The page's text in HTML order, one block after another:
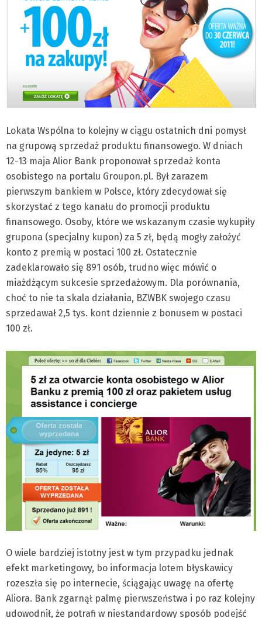
Lokata Wspólna to kolejny w ciągu ostatnich dni pomysł
na grupową sprzedaż produktu finansowego. W dniach
12-13 maja Alior Bank proponował sprzedaż konta
osobistego na portalu Groupon.pl. Był zarazem
pierwszym bankiem w Polsce, który zdecydował się
skorzystać z tego kanału do promocji produktu
finansowego. Osoby, które we wskazanym czasie wykupiły
grupona (specjalny kupon) za 5 zł, będą mogły założyć
konto z premią w postaci 100 zł. Ostatecznie
zadeklarowało się 891 osób, trudno więc mówić o
miażdżącym sukcesie sprzedażowym. Dla porównania,
choć to nie ta skala działania, BZWBK swojego czasu
sprzedawał 2,5 tys. kont dziennie z bonusem w postaci
100 zł.
O wiele bardziej istotny jest w tym przypadku jednak
efekt marketingowy, bo informacja lotem błyskawicy
rozeszła się po internecie, ściągając uwagę na ofertę
Aliora. Bank zgarnął palmę pierwszeństwa i po raz kolejny
udowodnił, że potrafi w niestandardowy sposób podejść